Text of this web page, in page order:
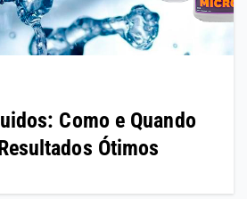
Como e Quando
Ótimos